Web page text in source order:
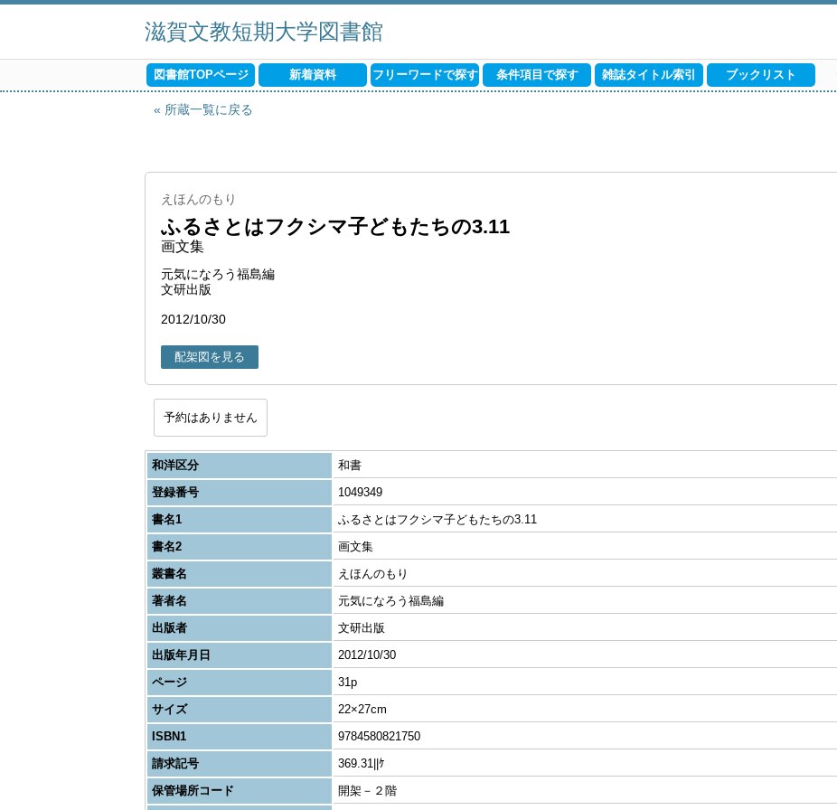
滋賀文教短期大学図書館
図書館TOPページ 新着資料 フリーワードで探す 条件項目で探す 雑誌タイトル索引 ブックリスト
所蔵一覧に戻る
えほんのもり
ふるさとはフクシマ子どもたちの3.11
画文集
元気になろう福島編
文研出版
2012/10/30
配架図を見る
予約はありません
和洋区分
和書
登録番号
1049349
書名1
ふるさとはフクシマ子どもたちの3.11
書名2
画文集
叢書名
えほんのもり
著者名
元気になろう福島編
出版者
文研出版
出版年月日
2012/10/30
ページ
31p
サイズ
22×27cm
ISBN1
9784580821750
請求記号
369.31||ｹ
保管場所コード
開架－２階